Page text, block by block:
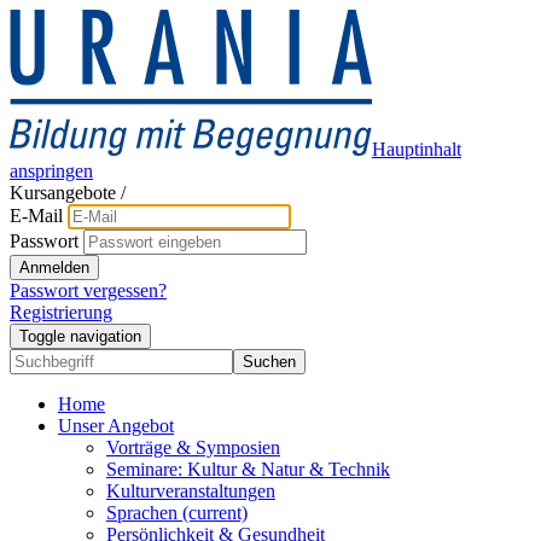
Hauptinhalt
anspringen
Kursangebote /
E-Mail
Passwort
Anmelden
Passwort vergessen?
Registrierung
Toggle navigation
Suchen
Home
Unser Angebot
Vorträge & Symposien
Seminare: Kultur & Natur & Technik
Kulturveranstaltungen
Sprachen (current)
Persönlichkeit & Gesundheit